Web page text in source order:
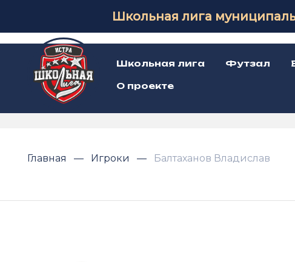
Школьная лига
Школьная лига Футзал
О проекте
Главная Игроки Балтаханов Владислав